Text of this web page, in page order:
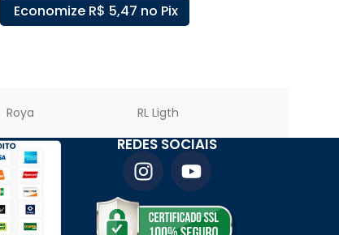
Economize R$ 5,47 no Pix
Roya RL Ligth
REDES SOCIAIS